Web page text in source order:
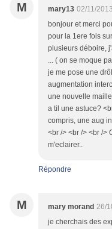
M mary13 02/11/
bonjour et merci
pour la 1ere fois
plusieurs déboire,
... ( on se moque
je me pose une
augmentation
une nouvelle
a til une astuce?
compris, une aug
<br /> <br /> <br />
m'eclairer..
Répondre
M mary morand 26/
je cherchais des